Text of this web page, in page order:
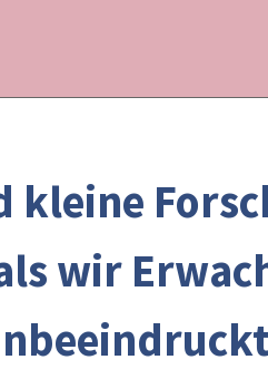
kleine
wir